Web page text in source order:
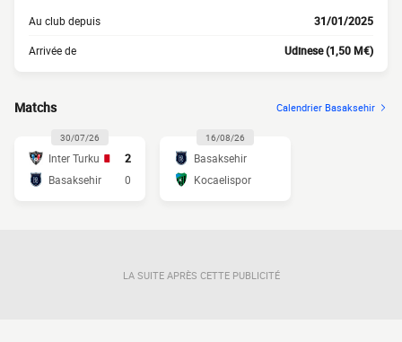
Au club depuis 31/01/2025
Arrivée de Udinese (1,50 M€)
Matchs Calendrier Basaksehir
30/07/26
Inter Turku
2
Basaksehir
0
16/08/26
Basaksehir
Kocaelispor
LA SUITE APRÈS CETTE PUBLICITÉ